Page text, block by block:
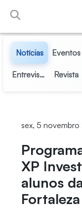
Pular para o
Notícias Eventos
Entrevistas Revista
sex, 5 novembro
XP
alunos
Fortaleza